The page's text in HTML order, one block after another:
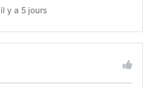
il y a 5 jours